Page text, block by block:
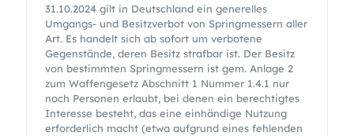
31.10.2024 gilt in Deutschland ein generelles
Umgangs- und Besitzverbot von Springmessern aller
Art. Es handelt sich ab sofort um verbotene
Gegenstände, deren Besitz strafbar ist. Der Besitz
von bestimmten Springmessern ist gem. Anlage 2
zum Waffengesetz Abschnitt 1 Nummer 1.4.1 nur
noch Personen erlaubt, bei denen ein berechtigtes
Interesse besteht, das eine einhändige Nutzung
erforderlich macht (etwa aufgrund eines fehlenden